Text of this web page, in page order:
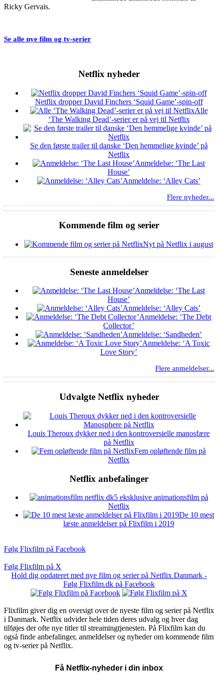
Ricky Gervais.
Se alle nye film og tv-serier
Netflix nyheder
Netflix dropper David Finchers ‘Squid Game’-spin-off
Alle
‘The Walking Dead’-serier er på vej til Netflix
Se den første trailer til danske ‘Den hemmelige kvinde’ på
Netflix
Anmeldelse: ‘The Last
House’
Anmeldelse: ‘Alley Cats’
Flere nyheder...
Kommende film og serier
Nyt på Netflix i august
Seneste anmeldelser
Anmeldelse: ‘The Last
House’
Anmeldelse: ‘Alley Cats’
Anmeldelse: ‘The Debt
Collector’
Anmeldelse: ‘Sandheden’
Anmeldelse: ‘A Toxic
Love Story’
Flere anmeldelser...
Udvalgte Netflix nyheder
Louis Theroux dykker ned i den kontroversielle manosfære
på Netflix
Fem opløftende film på
Netflix
Netflix anbefalinger
5 eksklusive animationsfilm på
Netflix
De 10 mest
læste anmeldelser på Flixfilm i 2019
Følg Flixfilm på Facebook
Følg Flixfilm på X
Hold dig opdateret med nye film og serier på Netflix Danmark -
Følg Flixfilm.dk på Facebook
Flixfilm giver dig en oversigt over de nyeste film og serier på Netflix
i Danmark. Netflix udvider hele tiden deres udvalg og hver dag
tilføjes der ofte nye titler til streamingtjenesten. På Flixfilm kan du
også finde anbefalinger, anmeldelser og nyheder om kommende film
og tv-serier på Netflix.
Få Netflix-nyheder i din inbox